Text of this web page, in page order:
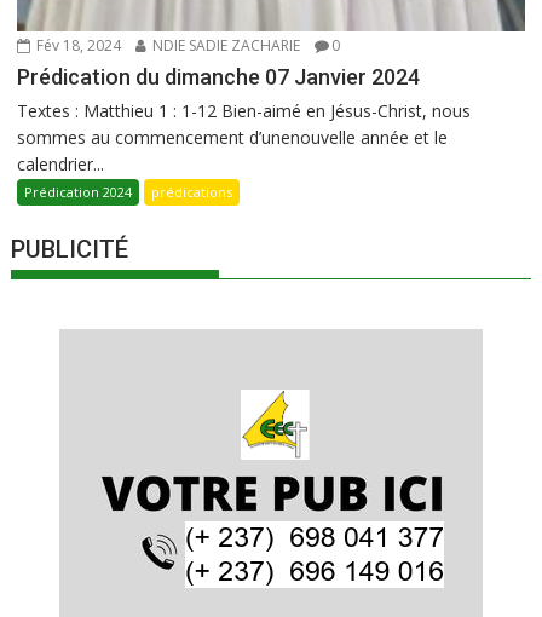
Fév 18, 2024 NDIE SADIE ZACHARIE 0
Prédication du dimanche 07 Janvier 2024
Textes : Matthieu 1 : 1-12 Bien-aimé en Jésus-Christ, nous
sommes au commencement d’unenouvelle année et le
calendrier...
Prédication 2024 prédications
PUBLICITÉ